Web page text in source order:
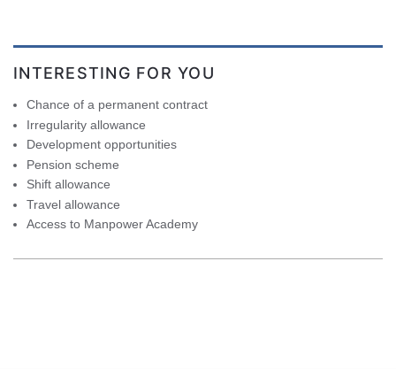
INTERESTING FOR YOU
Chance of a permanent contract
Irregularity allowance
Development opportunities
Pension scheme
Shift allowance
Travel allowance
Access to Manpower Academy